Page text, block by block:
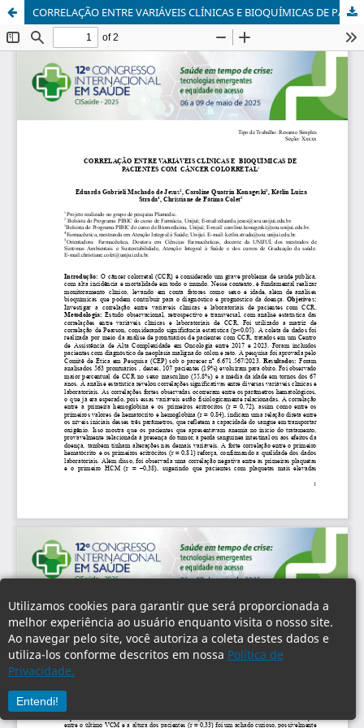
Utilizamos cookies para garantir que será proporcionada a
melhor experiência ao usuário enquanto visita o nosso site.
Ao navegar pelo site, você autoriza a coleta destes dados e
utiliza-los conforme descritos em nossa Política de
Privacidade.
Entendi!
CORRELAÇÃO ENTRE VARIÁVEIS CLÍNICAS E BIOQUÍMICAS DE PACIENTES COM CÂNCER COLORRETAL